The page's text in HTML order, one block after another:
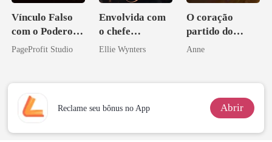
Vínculo Falso
com o Poderoso
Inimigo do Meu
PageProfit Studio
Envolvida com
o chefe
arrogante
Ellie Wynters
O coração
partido do
bilionário
Anne
Reclame seu bônus no App Abrir